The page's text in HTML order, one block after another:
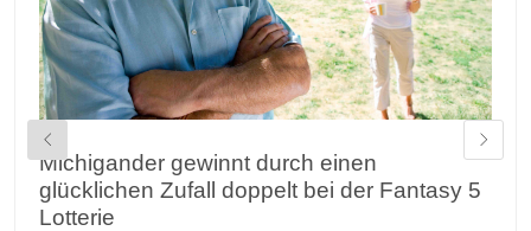
Michigander gewinnt durch einen
glücklichen Zufall doppelt bei der Fantasy 5
Lotterie